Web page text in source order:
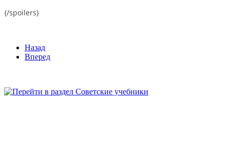
{/spoilers}
Назад
Вперед